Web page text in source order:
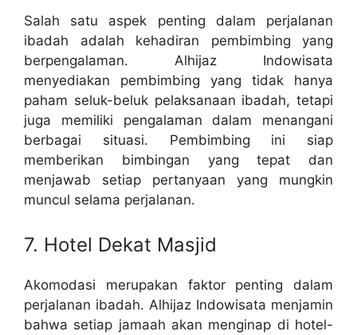
Salah satu aspek penting dalam perjalanan
ibadah adalah kehadiran pembimbing yang
berpengalaman. Alhijaz Indowisata
menyediakan pembimbing yang tidak hanya
paham seluk-beluk pelaksanaan ibadah, tetapi
juga memiliki pengalaman dalam menangani
berbagai situasi. Pembimbing ini siap
memberikan bimbingan yang tepat dan
menjawab setiap pertanyaan yang mungkin
muncul selama perjalanan.
7. Hotel Dekat Masjid
Akomodasi merupakan faktor penting dalam
perjalanan ibadah. Alhijaz Indowisata menjamin
bahwa setiap jamaah akan menginap di hotel-